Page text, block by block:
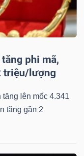
phi mã,
triệu/lượng
lên mốc 4.341
tăng gần 2